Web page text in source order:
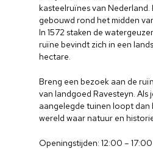
kasteelruïnes van Nederland.
gebouwd rond het midden
In 1572 staken de
ruïne bevindt zich in een
hectare.
Breng een bezoek aan de
van landgoed Ravesteyn. Als
aangelegde tuinen loopt dan
wereld waar natuur en
Openingstijden: 12:00 – 17:00